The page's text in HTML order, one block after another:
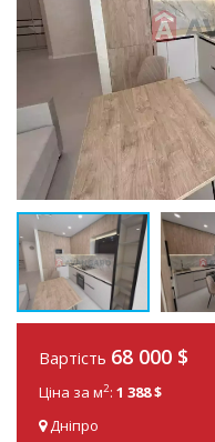
Вартість 68 000 $
Ціна за м2: 1 388 $
Дніпро